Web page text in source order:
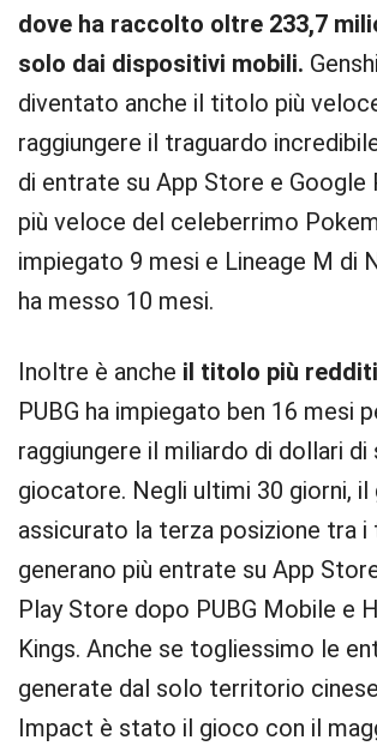
dove ha raccolto oltre 233,7
solo dai dispositivi mobili.
diventato anche il titolo più
raggiungere il traguardo
di entrate su App Store e Google
più veloce del celeberrimo
impiegato 9 mesi e Lineage M di
ha messo 10 mesi.
Inoltre è anche il titolo più
PUBG ha impiegato ben 16 mesi
raggiungere il miliardo di dollari di
giocatore. Negli ultimi 30 giorni, il
assicurato la terza posizione tra
generano più entrate su App
Play Store dopo PUBG Mobile e
Kings. Anche se togliessimo le
generate dal solo territorio
Impact è stato il gioco con il